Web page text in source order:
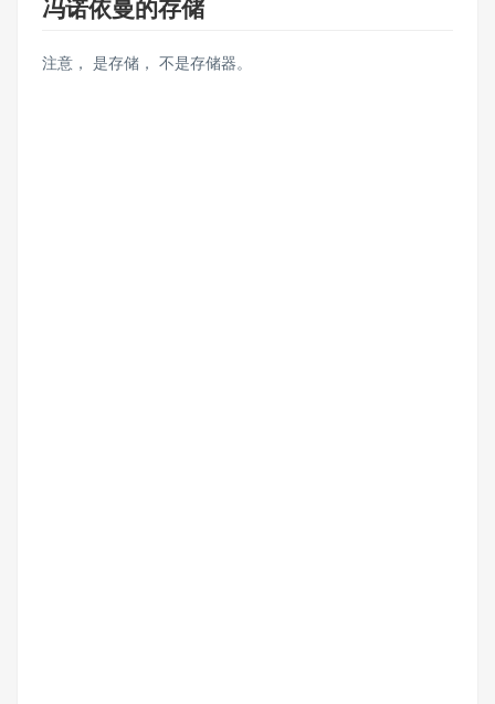
冯诺依曼的存储
注意， 是存储， 不是存储器。